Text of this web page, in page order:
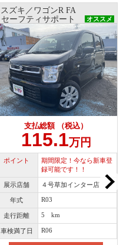
スズキ／ワゴンR FA
セーフティサポート
非装着車
オススメ
支払総額 （税込）
115.1万円
ポイント
期間限定！今なら新車登
録可能です！！
展示店舗 ４号草加インター店
年式 R03
走行距離 5 km
車検満了日 R06